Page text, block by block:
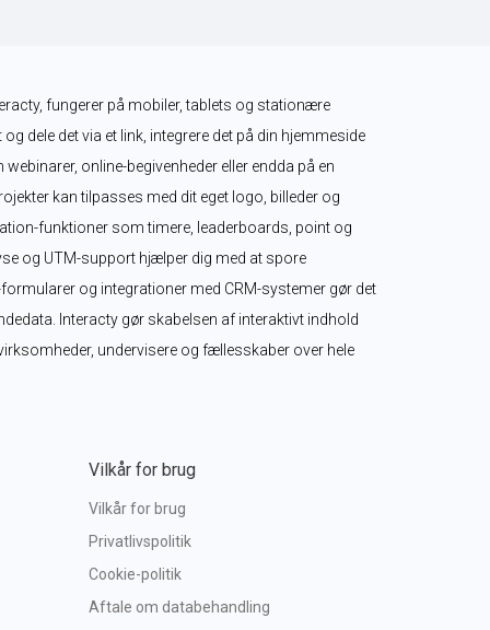
fungerer på mobiler, tablets og stationære
dele det via et link, integrere det på din hjemmeside
online-begivenheder eller endda på en
kan tilpasses med dit eget logo, billeder og
funktioner som timere, leaderboards, point og
og UTM-support hjælper dig med at spore
og integrationer med CRM-systemer gør det
Interacty gør skabelsen af interaktivt indhold
undervisere og fællesskaber over hele
Vilkår for brug
Vilkår for brug
Privatlivspolitik
Cookie-politik
Aftale om databehandling